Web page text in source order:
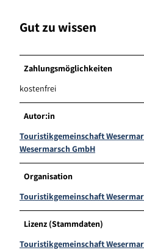
Gut zu wissen
Zahlungsmöglichkeiten
kostenfrei
Autor:in
Touristikgemeinschaft
Wesermarsch GmbH
Organisation
Touristikgemeinschaft
Lizenz (Stammdaten)
Touristikgemeinschaft